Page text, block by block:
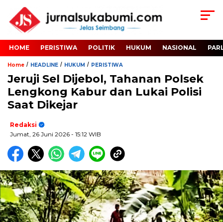
HOME PERISTIWA POLITIK HUKUM NASIONAL
Home / HEADLINE / HUKUM / PERISTIWA
Jeruji Sel Dijebol, Tahanan Polsek
Lengkong Kabur dan Lukai Polisi
Saat Dikejar
Redaksi
Jumat, 26 Juni 2026 - 15:12 WIB